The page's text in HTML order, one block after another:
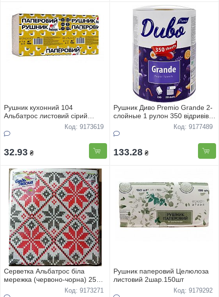
Рушник кухонний 104
Альбатрос листовий сірий
Код: 9173619
32.93 ₴
Рушник Диво Premio Grande 2-
слойные 1 рулон 350 відривів
Код: 9177489
133.28 ₴
Серветка Альбатрос біла
мережка (червоно-чорна) 25
Код: 9173271
Рушник паперовий Целюлоза
листовий 2шар.150шт
Код: 9179292